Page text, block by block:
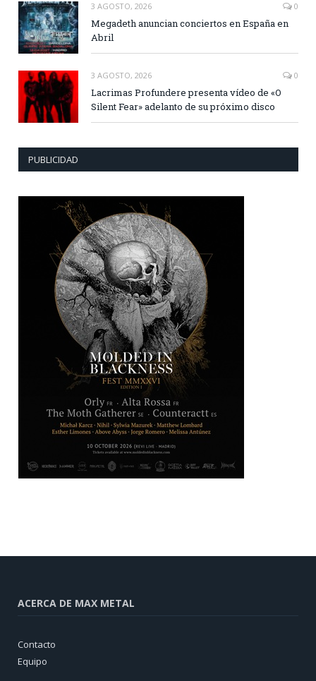
3 AGOSTO, 2026 0
Megadeth anuncian conciertos en España en
Abril
3 AGOSTO, 2026 0
Lacrimas Profundere presenta vídeo de «O
Silent Fear» adelanto de su próximo disco
PUBLICIDAD
ACERCA DE MAX METAL
Contacto
Equipo